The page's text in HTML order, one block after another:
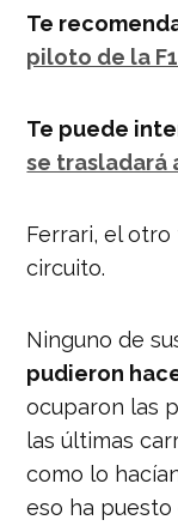
—
Te
piloto de la
Te puede
se trasladará
Ferrari, el
circuito.
Ninguno de
pudieron
ocuparon las
las últimas
como lo
eso ha puesto